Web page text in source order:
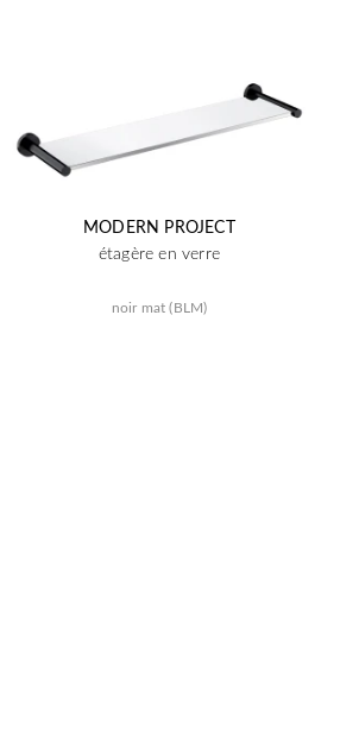
MODERN PROJECT
étagère en verre
noir mat (BLM)